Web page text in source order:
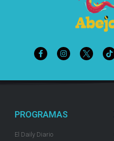
PROGRAMAS
El Daily Diario